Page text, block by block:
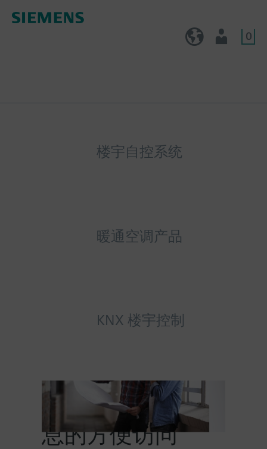
0
楼宇自控系统
暖通空调产品
KNX 楼宇控制
HIT提供对产品信
息的方便访问